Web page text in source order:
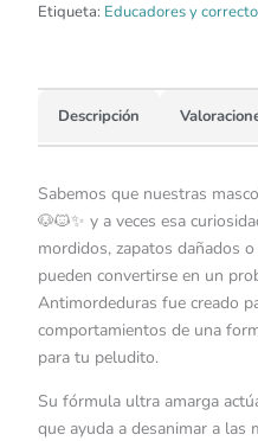
Etiqueta: Educadores y
Descripción
Sabemos que nuestras
🐶🐱✨ y a veces esa
mordidos, zapatos dañados
pueden convertirse en un
Antimordeduras fue creado
comportamientos de una
para tu peludito.
Su fórmula ultra amarga
que ayuda a desanimar a las